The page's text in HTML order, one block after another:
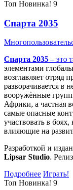
Топ Новинка! 9
Спарта 2035
Спарта 2035 – это
элементами
возглавляет отряд
разворачивается в
вооружённые
Африки, а частная
самые опасные
участвовать в
влияющие на
Разработкой и
Lipsar Studio.
Подробнее Играть!
Топ Новинка! 9